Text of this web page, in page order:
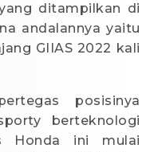
ditampilkan di
andalannya yaitu
GIIAS 2022 kali
posisinya
berteknologi
Honda ini mulai